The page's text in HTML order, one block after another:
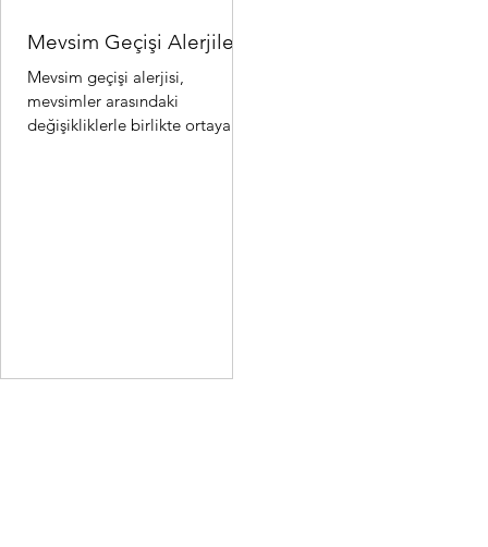
Mevsim Geçişi Alerjileri
Mevsim geçişi alerjisi,
mevsimler arasındaki
değişikliklerle birlikte ortaya